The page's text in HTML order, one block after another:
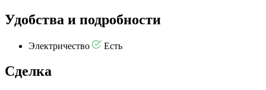
Удобства и подробности
Электричество Есть
Сделка